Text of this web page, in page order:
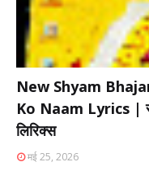
New Shyam
Ko Naam Lyrics |
लिरिक्स
मई 25, 2026